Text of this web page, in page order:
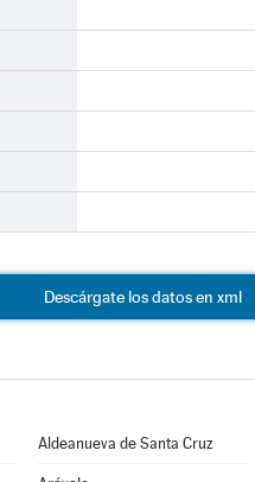
Descárgate los datos en xml
Aldeanueva de Santa Cruz